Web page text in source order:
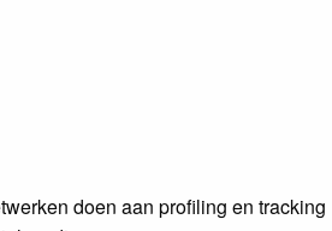
doen aan profiling en tracking